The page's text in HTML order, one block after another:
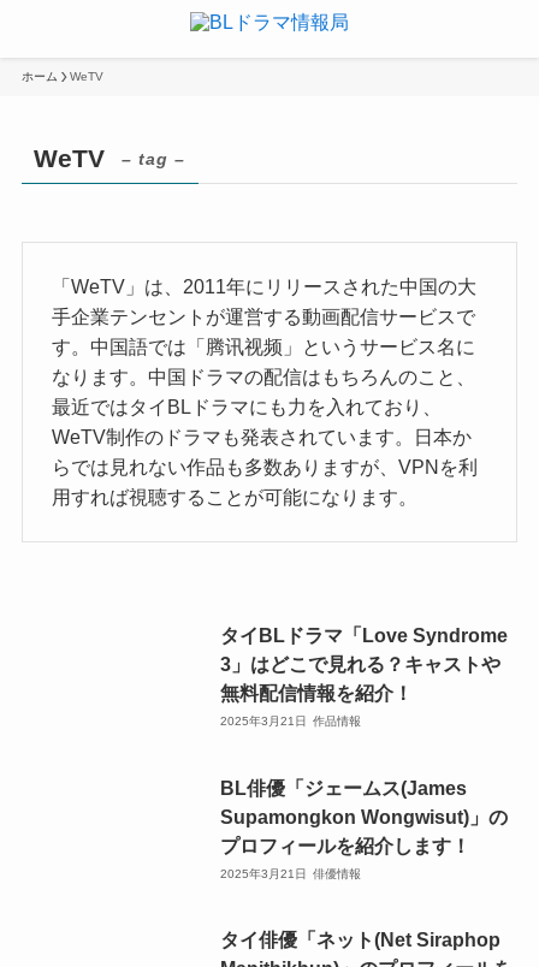
ホーム WeTV
WeTV – tag –
「WeTV」は、2011年にリリースされた中国の大
手企業テンセントが運営する動画配信サービスで
す。中国語では「腾讯视频」というサービス名に
なります。中国ドラマの配信はもちろんのこと、
最近ではタイBLドラマにも力を入れており、
WeTV制作のドラマも発表されています。日本か
らでは見れない作品も多数ありますが、VPNを利
用すれば視聴することが可能になります。
タイBLドラマ「Love Syndrome
3」はどこで見れる？キャストや
無料配信情報を紹介！
2025年3月21日 作品情報
BL俳優「ジェームス(James
Supamongkon Wongwisut)」の
プロフィールを紹介します！
2025年3月21日 俳優情報
タイ俳優「ネット(Net Siraphop